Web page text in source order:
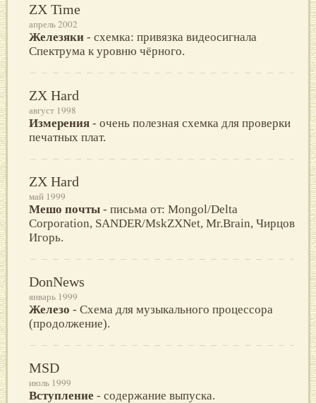
ZX Time
апрель 2002
Железяки - схемка: привязка видеосигнала
Спектрума к уровню чёрного.
ZX Hard
август 1998
Измерения - очень полезная схемка для проверки
печатных плат.
ZX Hard
май 1999
Мешо почты - письма от: Mongol/Delta
Corporation, SANDER/MskZXNet, Mr.Brain, Чирцов
Игорь.
DonNews
январь 1999
Железо - Схема для музыкального процессора
(продолжение).
MSD
июль 1999
Вступление - содержание выпуска.